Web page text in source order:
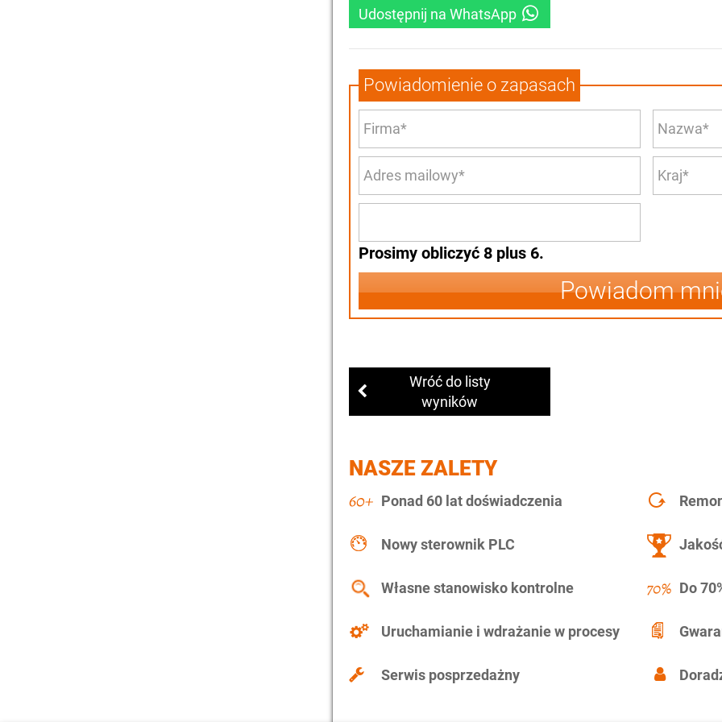
Udostępnij na WhatsApp
Powiadomienie o zapasach
Prosimy obliczyć 8 plus 6.
Powiadom
Wróć do listy
wyników
NASZE ZALETY
Ponad 60 lat doświadczenia
Nowy sterownik PLC
Własne stanowisko kontrolne Do
Uruchamianie i wdrażanie w procesy
Serwis posprzedażny